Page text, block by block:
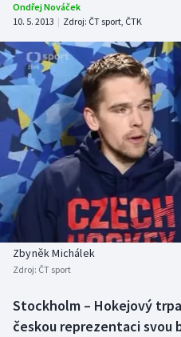
Atletika
Cyklistika
DALŠÍ SPORTY
Americký fotbal
Baseball a softbal
Basketbal
Biatlon
Box
NEPŘEHLÉDNĚTE
Soutěže
Historické návraty
Aplikace ČT sport
Ondřej Nováček
10. 5. 2013 | Zdroj: ČT sport, ČTK
Zbyněk Michálek
Zdroj: ČT sport
Stockholm – Hokejový
českou reprezentaci svou